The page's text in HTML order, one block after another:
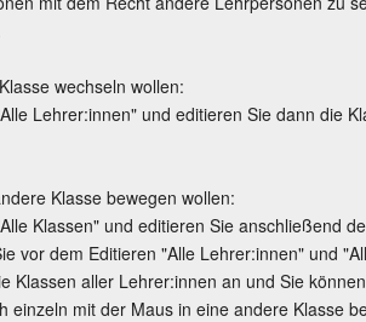
wechseln wollen:
Lehrer:innen" und editieren Sie dann die
Klasse bewegen wollen:
Klassen" und editieren Sie anschließend
vor dem Editieren "Alle Lehrer:innen" und
Klassen aller Lehrer:innen an und Sie
einzeln mit der Maus in eine andere Klasse